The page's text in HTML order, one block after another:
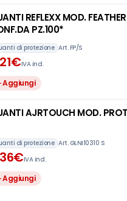
REFLEXX MOD.
PZ.100*
di protezione Art.FP/S
21€IVA incl.
Aggiungi
AJRTOUCH MOD.
di protezione Art. GLNI10310 S
36€IVA incl.
Aggiungi